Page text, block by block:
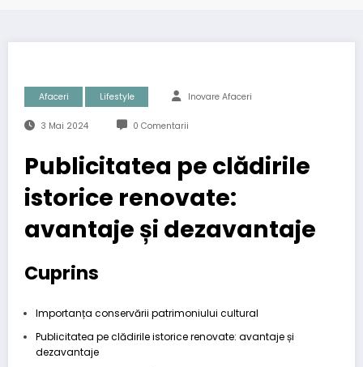
Afaceri Lifestyle Inovare Afaceri
3 Mai 2024 0 Comentarii
Publicitatea pe clădirile
istorice renovate:
avantaje și dezavantaje
Cuprins
Importanța conservării patrimoniului cultural
Publicitatea pe clădirile istorice renovate: avantaje și
dezavantaje